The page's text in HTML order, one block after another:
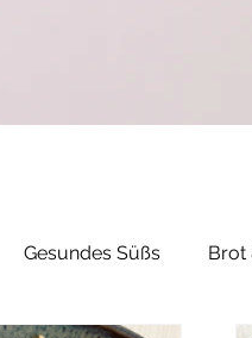
Gesundes Süßs Brot